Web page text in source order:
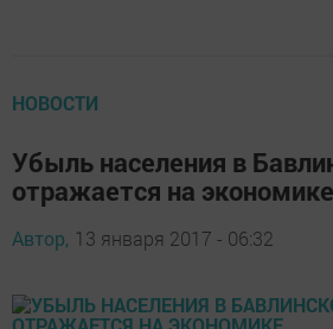
НОВОСТИ
Убыль населения в
отражается на экономике
Автор, 13 января 2017 - 06:32